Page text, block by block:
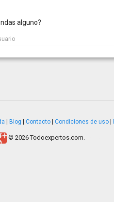
alguno?
Blog Contacto Condiciones de uso
© 2026 Todoexpertos.com.